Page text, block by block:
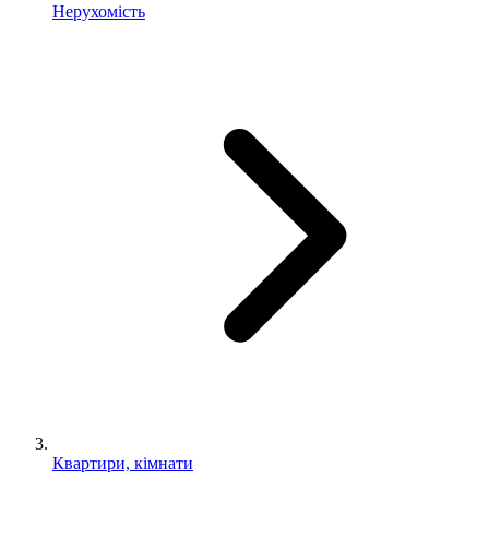
Нерухомість
Квартири, кімнати